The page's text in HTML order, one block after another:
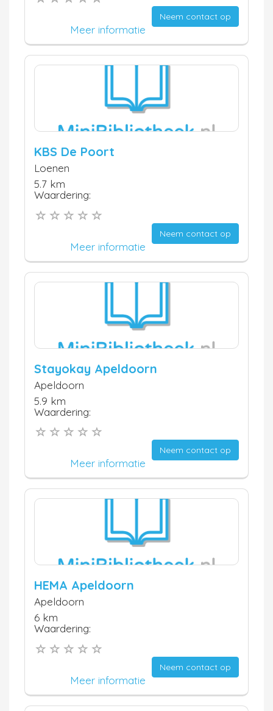
Neem contact op
Meer informatie
KBS De Poort
Loenen
5.7 km
Waardering:
Neem contact op
Meer informatie
Stayokay Apeldoorn
Apeldoorn
5.9 km
Waardering:
Neem contact op
Meer informatie
HEMA Apeldoorn
Apeldoorn
6 km
Waardering:
Neem contact op
Meer informatie